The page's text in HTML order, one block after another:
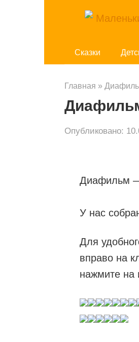
Cказки
Главная »
Опубликовано:
Диафильм —
У нас
Для
вправо на
нажмите на